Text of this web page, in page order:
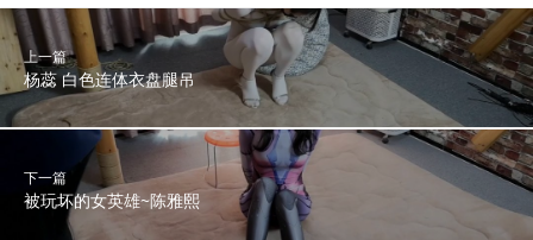
上一篇
杨蕊 白色连体衣盘腿吊
下一篇
被玩坏的女英雄~陈雅熙